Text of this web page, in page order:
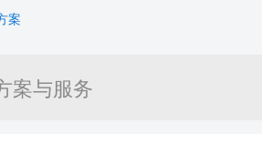
案
案与服务